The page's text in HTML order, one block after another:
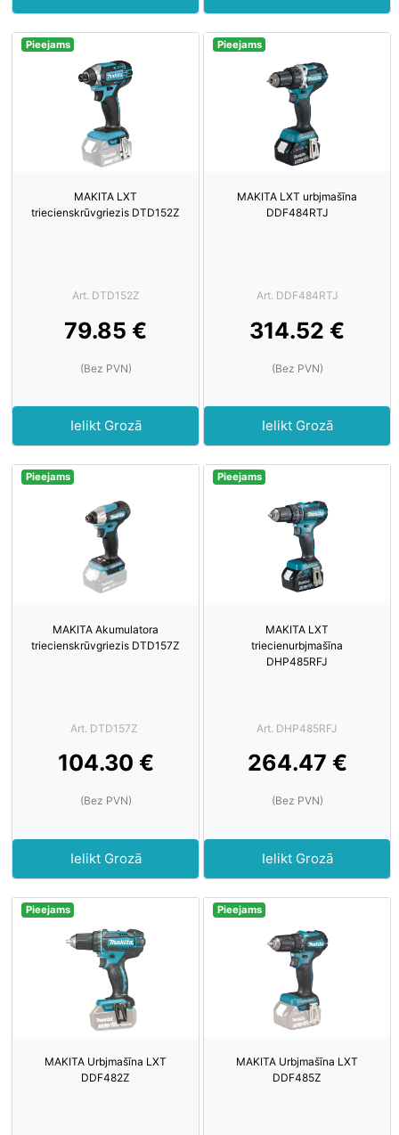
Pieejams
MAKITA LXT
triecienskrūvgriezis DTD152Z
Art. DTD152Z
79.85 €
(Bez PVN)
Ielikt Grozā
Pieejams
MAKITA LXT urbjmašīna
DDF484RTJ
Art. DDF484RTJ
314.52 €
(Bez PVN)
Ielikt Grozā
Pieejams
MAKITA Akumulatora
triecienskrūvgriezis DTD157Z
Art. DTD157Z
104.30 €
(Bez PVN)
Ielikt Grozā
Pieejams
MAKITA LXT
triecienurbjmašīna
DHP485RFJ
Art. DHP485RFJ
264.47 €
(Bez PVN)
Ielikt Grozā
Pieejams
MAKITA Urbjmašīna LXT
DDF482Z
Pieejams
MAKITA Urbjmašīna LXT
DDF485Z